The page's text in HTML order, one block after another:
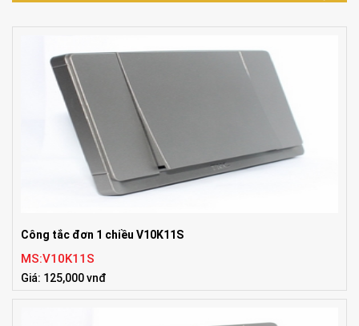
Công tắc đơn 1 chiều V10K11S
MS:V10K11S
Giá: 125,000 vnđ